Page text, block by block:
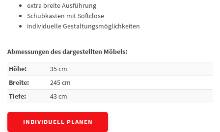
extra breite Ausführung
Schubkästen mit Softclose
individuelle Gestaltungsmöglichkeiten
Abmessungen des dargestellten Möbels:
Höhe:
35 cm
Breite:
245 cm
Tiefe:
43 cm
INDIVIDUELL PLANEN